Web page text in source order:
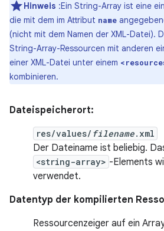
Hinweis :Ein String-Array ist eine
die mit dem im Attribut name
(nicht mit dem Namen der XML-Datei).
String-Array-Ressourcen mit anderen
einer XML-Datei unter einem
kombinieren.
Dateispeicherort:
res/values/ filename.xml
Der Dateiname ist beliebig.
<string-array> -Elements
verwendet.
Datentyp der kompilierten
Ressourcenzeiger auf ein